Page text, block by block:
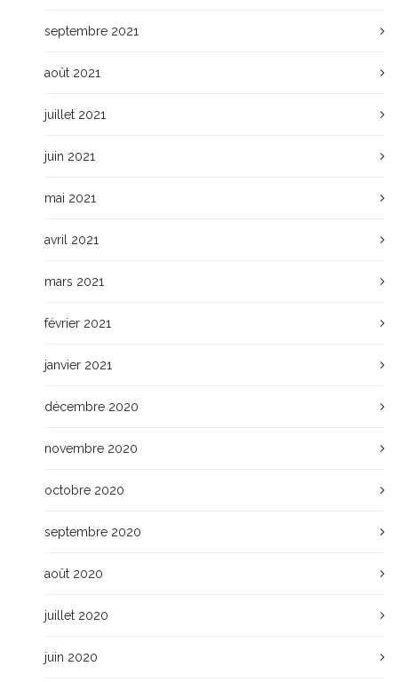
septembre 2021
août 2021
juillet 2021
juin 2021
mai 2021
avril 2021
mars 2021
février 2021
janvier 2021
décembre 2020
novembre 2020
octobre 2020
septembre 2020
août 2020
juillet 2020
juin 2020